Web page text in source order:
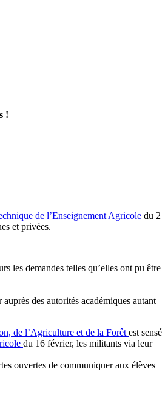
!
de l’Enseignement Agricole du 2
et privées.
les demandes telles qu’elles ont pu être
des autorités académiques autant
de l’Agriculture et de la Forêt est sensé
du 16 février, les militants via leur
ouvertes de communiquer aux élèves